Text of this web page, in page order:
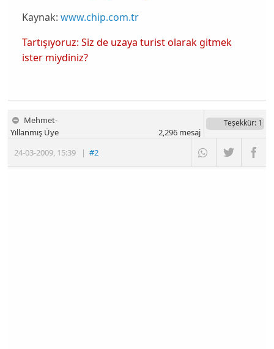
Kaynak: www.chip.com.tr
Tartışıyoruz: Siz de uzaya turist olarak gitmek
ister miydiniz?
Mehmet-
24-03-2009, 15:39 |#2
Yıllanmış Üye
Teşekkür: 1
2,296mesaj